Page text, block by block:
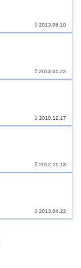
2013.06.10
2013.01.22
2010.12.17
2012.11.13
2013.04.22